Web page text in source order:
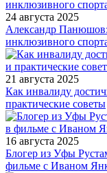
24 августа 2025
Александр
инклюзивного
21 августа 2025
Как инвалиду
практические советы
16 августа 2025
Блогер из Уфы
фильме с Иваном